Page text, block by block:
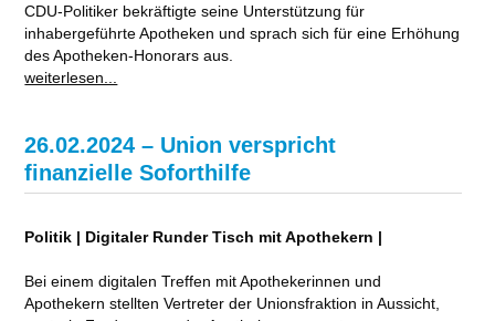
CDU-Politiker bekräftigte seine Unterstützung für
inhabergeführte Apotheken und sprach sich für eine Erhöhung
des Apotheken-Honorars aus.
weiterlesen...
26.02.2024 – Union verspricht
finanzielle Soforthilfe
Politik | Digitaler Runder Tisch mit Apothekern |
Bei einem digitalen Treffen mit Apothekerinnen und
Apothekern stellten Vertreter der Unionsfraktion in Aussicht,